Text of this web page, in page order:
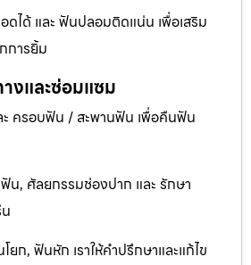
ได้ และ ฟันปลอมติดแน่น เพื่อเสริม
การยิ้ม
งและซ่อมแซม
ะ ครอบฟัน / สะพานฟัน เพื่อคืนฟัน
น, ศัลยกรรมช่องปาก และ รักษา
ยก, ฟันหัก เราให้คำปรึกษาและแก้ไข